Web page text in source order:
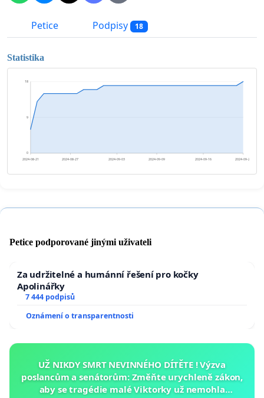
Petice Podpisy 18
Statistika
0
9
18
2024-08-21 2024-08-27 2024-09-03 2024-09-09 2024-09-16 2024-09-22
Petice podporované jinými uživateli
Za udržitelné a humánní řešení pro kočky
Apolinářky
7 444 podpisů
Oznámení o transparentnosti
UŽ NIKDY SMRT NEVINNÉHO DÍTĚTE ! Výzva
poslancům a senátorům: Změňte urychleně zákon,
aby se tragédie malé Viktorky už nemohla